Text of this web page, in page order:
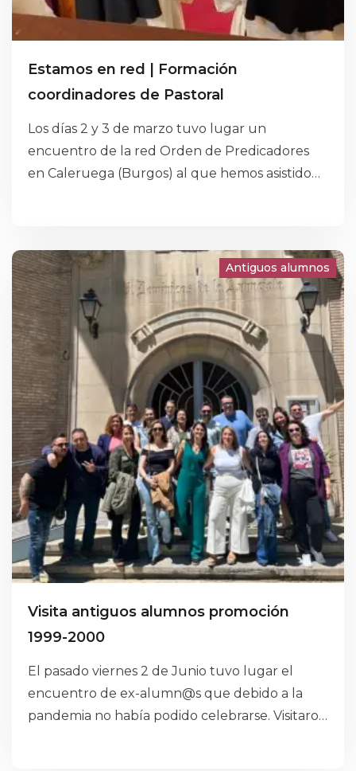
Estamos en red | Formación
coordinadores de Pastoral
Los días 2 y 3 de marzo tuvo lugar un
encuentro de la red Orden de Predicadores
en Caleruega (Burgos) al que hemos asistido
contar con la presencia de Félix Hernández y
Marcel Pallejà para seguir profundizando en el
carisma que nos define y al que estamos
llamados a predicar.
Antiguos alumnos
Visita antiguos alumnos promoción
1999-2000
El pasado viernes 2 de Junio tuvo lugar el
encuentro de ex-alumn@s que debido a la
pandemia no había podido celebrarse. Visitaron